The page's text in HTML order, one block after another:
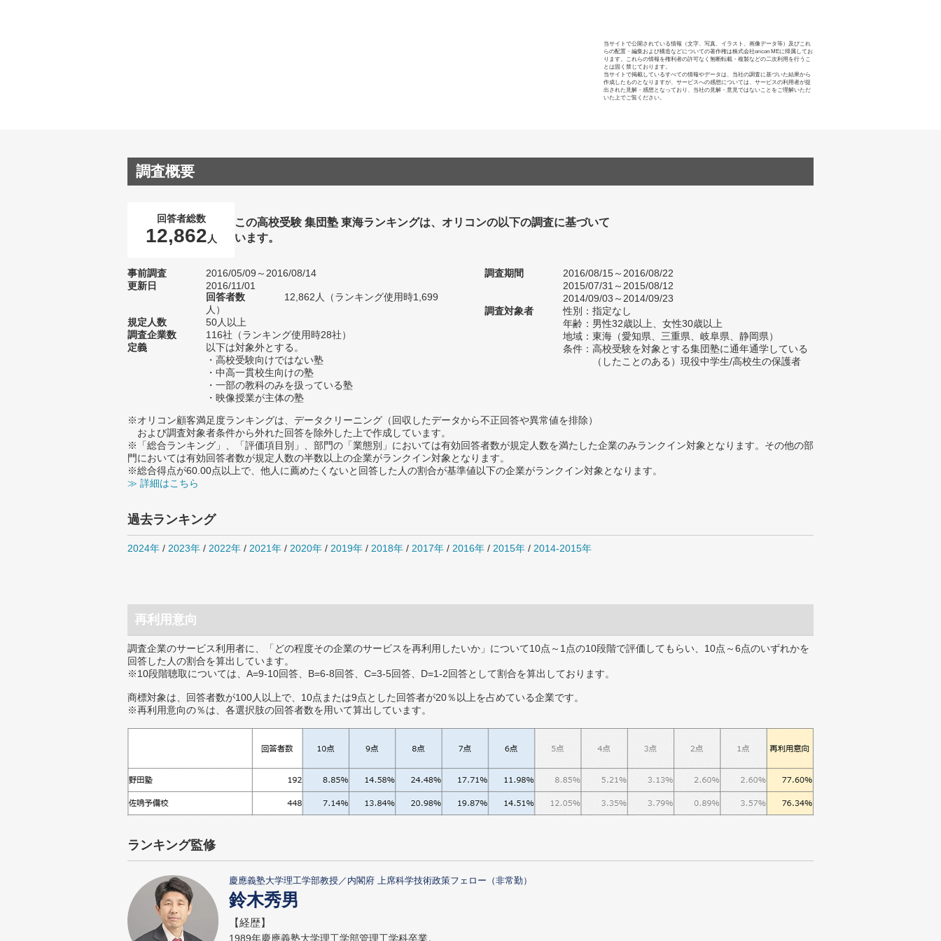
当サイトで公開されている情報（文字、写真、イラスト、画像データ等）及びこれ
らの配置・編集および構造などについての著作権は株式会社oricon MEに帰属してお
ります。これらの情報を権利者の許可なく無断転載・複製などの二次利用を行うこ
とは固く禁じております。
当サイトで掲載しているすべての情報やデータは、当社の調査に基づいた結果から
作成したものとなりますが、サービスへの感想については、サービスの利用者が提
出された見解・感想となっており、当社の見解・意見ではないことをご理解いただ
いた上でご覧ください。
調査概要
回答者総数
12,862 人
この高校受験 集団塾 東海ランキングは、オリコンの以下の調査に基づいて
います。
事前調査
2016/05/09～2016/08/14
更新日
2016/11/01
回答者数
12,862人（ランキング使用時1,699
人）
規定人数
50人以上
調査企業数
116社（ランキング使用時28社）
定義
以下は対象外とする。
・高校受験向けではない塾
・中高一貫校生向けの塾
・一部の教科のみを扱っている塾
・映像授業が主体の塾
調査期間
2016/08/15～2016/08/22
2015/07/31～2015/08/12
2014/09/03～2014/09/23
調査対象者
性別：指定なし
年齢：男性32歳以上、女性30歳以上
地域：東海（愛知県、三重県、岐阜県、静岡県）
条件：高校受験を対象とする集団塾に通年通学している
（したことのある）現役中学生/高校生の保護者
※オリコン顧客満足度ランキングは、データクリーニング（回収したデータから不正回答や異常値を排除）
および調査対象者条件から外れた回答を除外した上で作成しています。
※「総合ランキング」、「評価項目別」、部門の「業態別」においては有効回答者数が規定人数を満たした企業のみランクイン対象となります。その他の部
門においては有効回答者数が規定人数の半数以上の企業がランクイン対象となります。
※総合得点が60.00点以上で、他人に薦めたくないと回答した人の割合が基準値以下の企業がランクイン対象となります。
≫ 詳細はこちら
過去ランキング
2024年 / 2023年 / 2022年 / 2021年 / 2020年 / 2019年 / 2018年 / 2017年 / 2016年 / 2015年 / 2014-2015年
再利用意向
調査企業のサービス利用者に、「どの程度その企業のサービスを再利用したいか」について10点～1点の10段階で評価してもらい、10点～6点のいずれかを
回答した人の割合を算出しています。
※10段階聴取については、A=9-10回答、B=6-8回答、C=3-5回答、D=1-2回答として割合を算出しております。
商標対象は、回答者数が100人以上で、10点または9点とした回答者が20％以上を占めている企業です。
※再利用意向の％は、各選択肢の回答者数を用いて算出しています。
ランキング監修
慶應義塾大学理工学部教授／内閣府 上席科学技術政策フェロー（非常勤）
鈴木秀男
【経歴】
1989年慶應義塾大学理工学部管理工学科卒業。